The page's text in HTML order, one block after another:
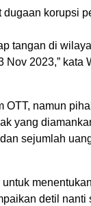
korupsi
tangan di
2023,” kata
namun
yang
sejumlah
detil